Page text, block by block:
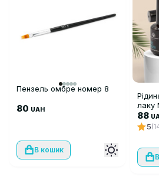
Пензель омбре номер 8
80 UAH
В кошик
лаку
88
5